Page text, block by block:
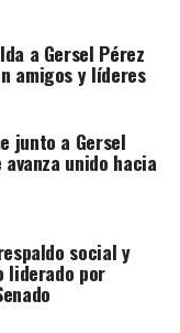
a Gersel Pérez
amigos y líderes
junto a Gersel
unido hacia
social y
liderado por